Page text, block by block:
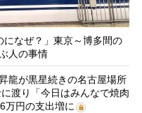
になぜ？」東京～博多間の
人の事情
龍が黒星続きの名古屋場所
渡り「今日はみんなで焼肉
円の支出増に